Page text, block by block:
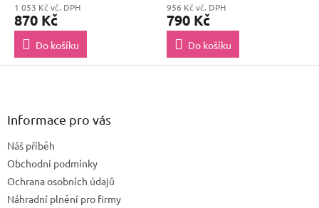
1 053 Kč vč. DPH
870 Kč
Do košíku
956 Kč vč. DPH
790 Kč
Do košíku
Z
Informace pro vás
Náš příběh
Obchodní podmínky
Ochrana osobních údajů
Náhradní plnění pro firmy